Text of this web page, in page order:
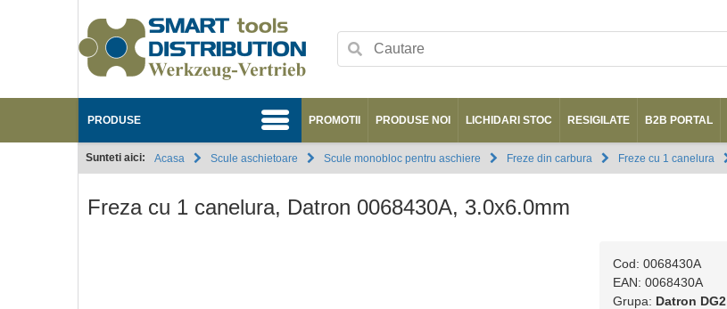
PRODUSE PROMOTII PRODUSE NOI LICHIDARI STOC RESIGILATE B2B PORTAL
Sunteti aici: Acasa Freze cu 1 canelura
Freze din carbura
Scule monobloc pentru aschiere
Scule aschietoare
Freza cu 1 canelura, Datron 0068430A, 3.0x6.0mm
Cod: 0068430A
EAN: 0068430A
Grupa: Datron DG2